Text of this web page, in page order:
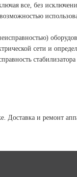
все, без
сети и
Доставка и ремонт